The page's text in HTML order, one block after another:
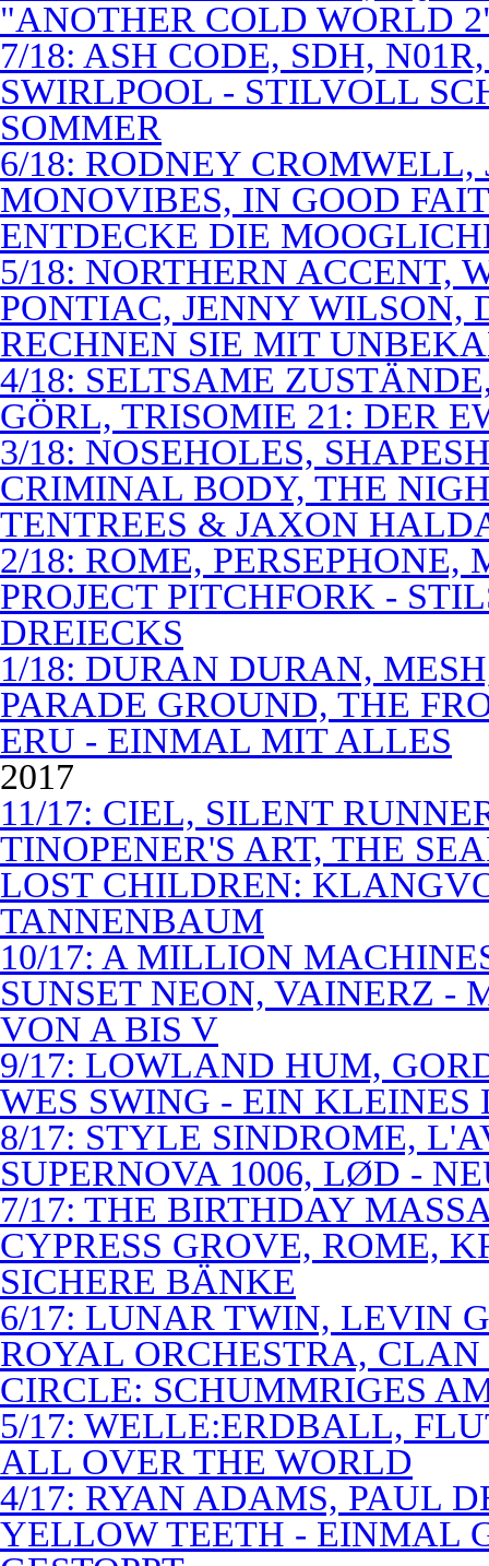
"ANOTHER COLD WORLD
7/18: ASH CODE, SDH,
SWIRLPOOL - STILVOLL
SOMMER
6/18: RODNEY
MONOVIBES, IN GOOD
ENTDECKE DIE
5/18: NORTHERN ACCENT,
PONTIAC, JENNY WILSON,
RECHNEN SIE MIT
4/18: SELTSAME
GÖRL, TRISOMIE 21: DER
3/18: NOSEHOLES,
CRIMINAL BODY, THE
TENTREES & JAXON
2/18: ROME,
PROJECT PITCHFORK -
DREIECKS
1/18: DURAN DURAN,
PARADE GROUND, THE
ERU - EINMAL MIT ALLES
2017
11/17: CIEL, SILENT
TINOPENER'S ART, THE
LOST CHILDREN:
TANNENBAUM
10/17: A MILLION
SUNSET NEON, VAINERZ -
VON A BIS V
9/17: LOWLAND HUM,
WES SWING - EIN KLEINES
8/17: STYLE SINDROME,
SUPERNOVA 1006, LØD -
7/17: THE BIRTHDAY
CYPRESS GROVE, ROME,
SICHERE BÄNKE
6/17: LUNAR TWIN, LEVIN
ROYAL ORCHESTRA,
CIRCLE: SCHUMMRIGES
5/17: WELLE:ERDBALL,
ALL OVER THE WORLD
4/17: RYAN ADAMS, PAUL
YELLOW TEETH - EINMAL